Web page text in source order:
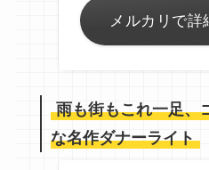
メルカリで
雨も街もこれ一足、
な名作ダナーライト